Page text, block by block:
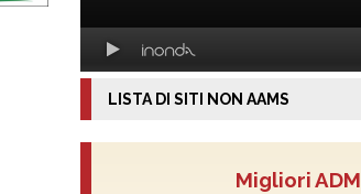
LISTA DI SITI NON AAMS
Migliori ADM